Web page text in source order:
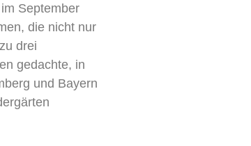
September
die nicht nur
drei
gedachte, in
und Bayern